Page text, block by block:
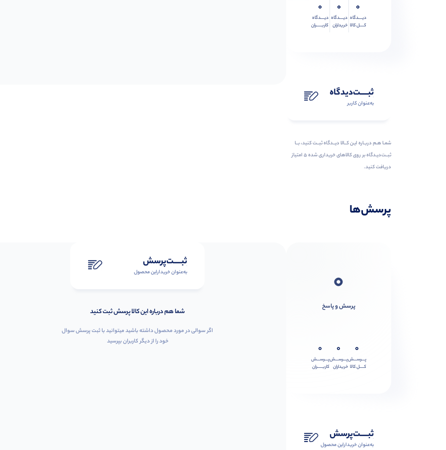
0
دیــــدگاه
کــــل کالا
0
دیــــدگاه
خریداران
0
دیــــدگاه
کاربـــــران
ثبـــــت‌دیدگاه
به‌عنوان کاربر
شمـا هـم دربـاره ایـن کــالا دیــدگاه ثبــت کنید، بــا
ثبــت‌دیـدگاه بر روی کالاهای خریداری شده ۵ امتیاز
دریافت کنید.
پرسش‌ها
0
پرسش و پاسخ
0
پـــرســـش
کــــل کالا
0
پـــرســـش
خریداران
0
پـــرســـش
کاربـــــران
ثبـــــت‌پرسش
به‌عنوان ‌خریدار‌این‌ محصول
ثبـــــت‌پرسش
به‌عنوان ‌خریدار‌این‌ محصول
شما هم درباره این کالا پرسش ثبت کنید
اگر سوالی در مورد محصول داشته باشید میتوانید با ثبت پرسش سوال
خود را از دیگر کاربران بپرسید